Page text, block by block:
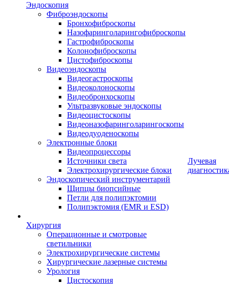
Эндоскопия
Фиброэндоскопы
Бронхофиброскопы
Назофаринголарингофиброскопы
Гастрофиброскопы
Колонофиброскопы
Цистофиброскопы
Видеоэндоскопы
Видеогастроскопы
Видеоколоноскопы
Видеобронхоскопы
Ультразвуковые эндоскопы
Видеоцистоскопы
Видеоназофаринголарингоскопы
Видеодуоденоскопы
Электронные блоки
Видеопроцессоры
Источники света
Электрохирургические блоки
Эндоскопический инструментарий
Щипцы биопсийные
Петли для полипэктомии
Полипэктомия (EMR и ESD)
Хирургия
Операционные и смотровые
светильники
Электрохирургические системы
Хирургические лазерные системы
Урология
Цистоскопия
Лучевая